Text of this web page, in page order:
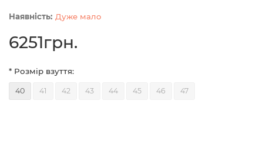
Дуже мало
6251грн.
* Розмір взуття:
40 41 42 43 44 45 46 47